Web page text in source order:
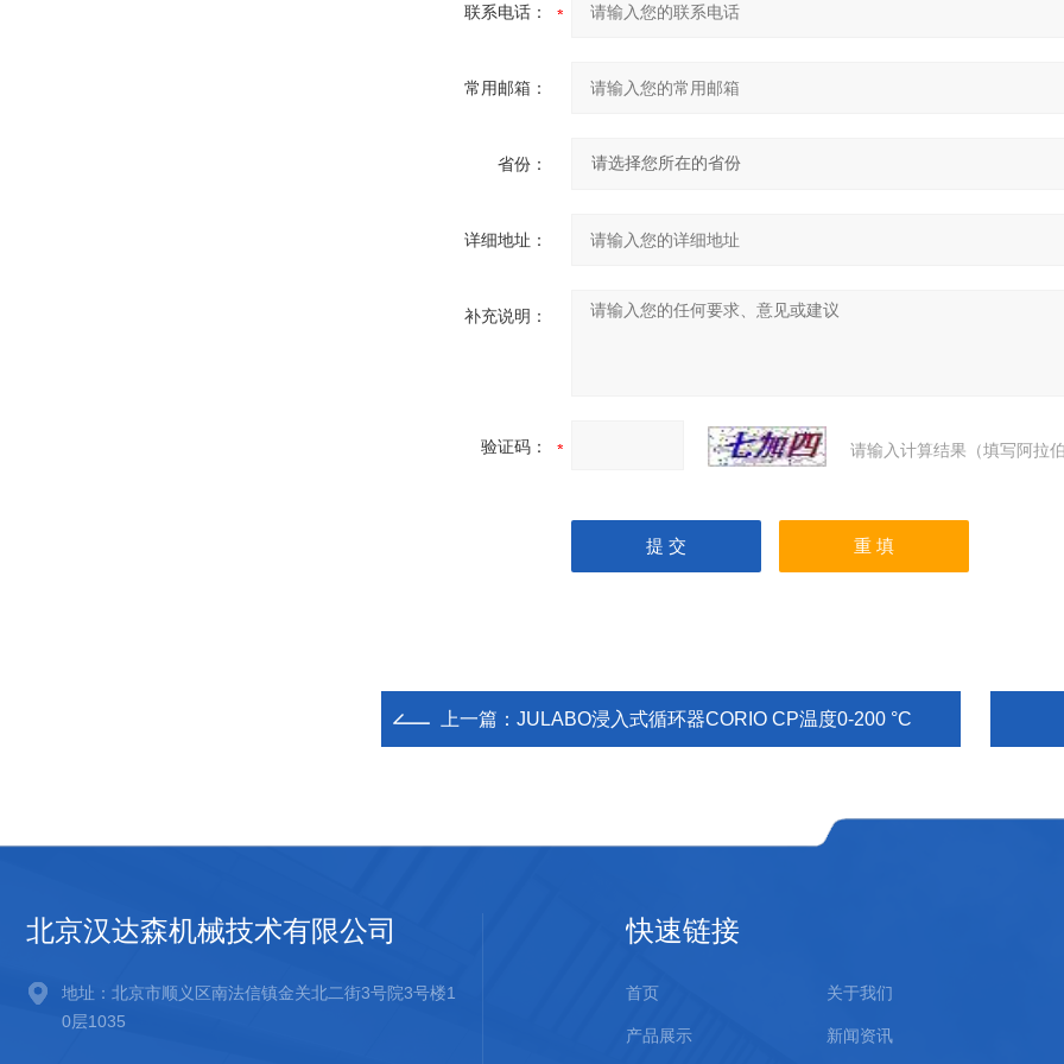
联系电话：
常用邮箱：
省份：
详细地址：
补充说明：
验证码： 请输入计算结果（填写阿拉
上一篇： JULABO浸入式循环器CORIO CP温度0-200 °C
北京汉达森机械技术有限公司
地址：北京市顺义区南法信镇金关北二街3号院3号楼1
0层1035
快速链接
首页 关于我们
产品展示 新闻资讯